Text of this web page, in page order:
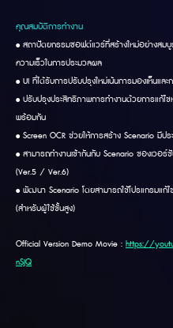
คุณสมบัติการทำงาน
• สถาปัตยกรรมซอฟต์แวร์ที่สร้างใหม่อย่างสม
ความเร็วในการประมวลผล
• UI ที่ได้รับการปรับปรุงใหม่เน้นการมองเห็นและ
• ปรับปรุงประสิทธิภาพการทำงานด้วยการแก้ไ
พร้อมกัน
• Screen OCR ช่วยให้การสร้าง Scenario มีป
• สามารถทำงานเข้ากันกับ Scenario ของเวอร์
(Ver.5 / Ver.6)
• พัฒนา Scenario โดยสามารถใช้โปรแกรมแก้
(สำหรับผู้ใช้ขั้นสูง)
Official Version Demo Movie : https://
nSJQ